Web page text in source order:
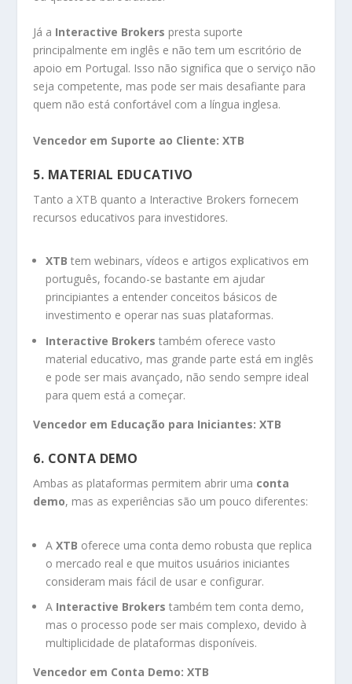
Já a Interactive Brokers presta suporte
principalmente em inglês e não tem um escritório de
apoio em Portugal. Isso não significa que o serviço não
seja competente, mas pode ser mais desafiante para
quem não está confortável com a língua inglesa.
Vencedor em Suporte ao Cliente: XTB
5. MATERIAL EDUCATIVO
Tanto a XTB quanto a Interactive Brokers fornecem
recursos educativos para investidores.
XTB tem webinars, vídeos e artigos explicativos em
português, focando-se bastante em ajudar
principiantes a entender conceitos básicos de
investimento e operar nas suas plataformas.
Interactive Brokers também oferece vasto
material educativo, mas grande parte está em inglês
e pode ser mais avançado, não sendo sempre ideal
para quem está a começar.
Vencedor em Educação para Iniciantes: XTB
6. CONTA DEMO
Ambas as plataformas permitem abrir uma conta
demo, mas as experiências são um pouco diferentes:
AXTB oferece uma conta demo robusta que replica
o mercado real e que muitos usuários iniciantes
consideram mais fácil de usar e configurar.
A Interactive Brokers também tem conta demo,
mas o processo pode ser mais complexo, devido à
multiplicidade de plataformas disponíveis.
Vencedor em Conta Demo: XTB